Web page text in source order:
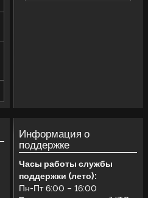
Информация о
поддержке
Часы работы службы
поддержки (лето):
Пн-Пт 6:00 – 16:00